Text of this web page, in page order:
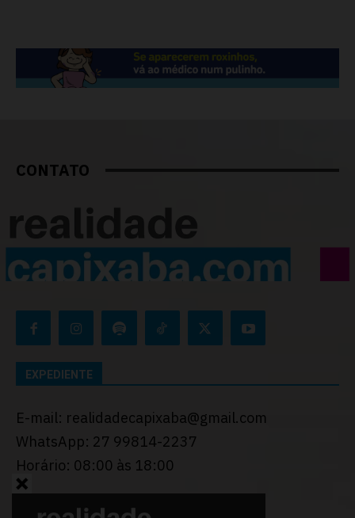
CONTATO
EXPEDIENTE
E-mail: realidadecapixaba@gmail.com
WhatsApp: 27 99814-2237
Horário: 08:00 às 18:00